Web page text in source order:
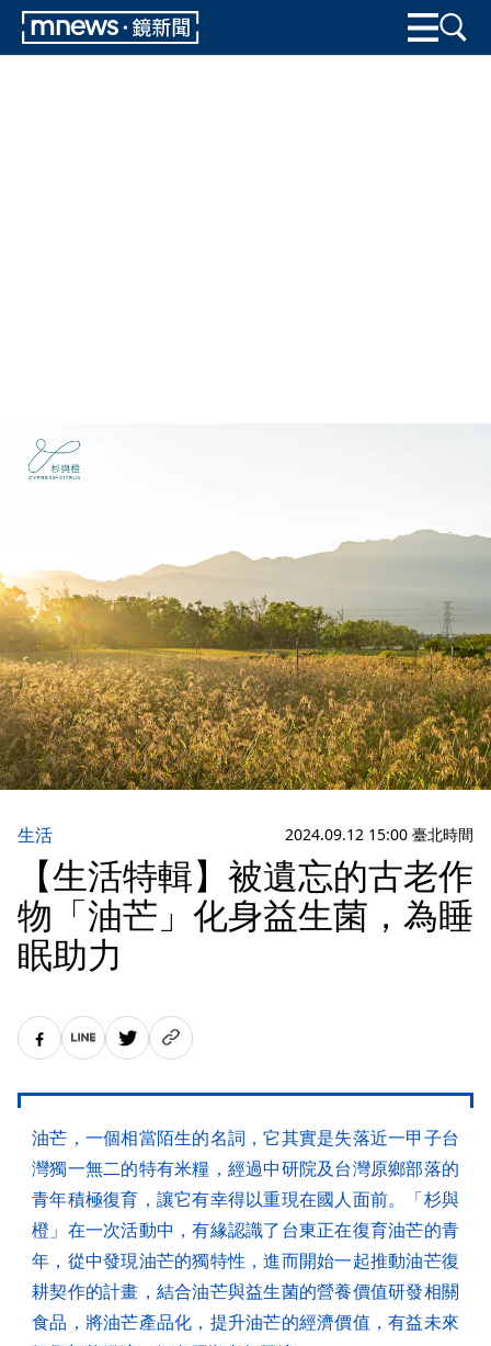
生活 2024.09.12 15:00 臺北時間
【生活特輯】被遺忘的古老作
物「油芒」化身益生菌，為睡
眠助力
油芒，一個相當陌生的名詞，它其實是失落近一甲子台
灣獨一無二的特有米糧，經過中研院及台灣原鄉部落的
青年積極復育，讓它有幸得以重現在國人面前。「杉與
橙」在一次活動中，有緣認識了台東正在復育油芒的青
年，從中發現油芒的獨特性，進而開始一起推動油芒復
耕契作的計畫，結合油芒與益生菌的營養價值研發相關
食品，將油芒產品化，提升油芒的經濟價值，有益未來